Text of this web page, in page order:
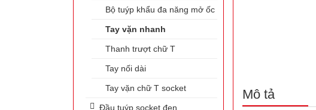
Bộ tuýp khẩu đa năng mở ốc
Tay vặn nhanh
Thanh trượt chữ T
Tay nối dài
Tay vặn chữ T socket
Đầu tuýp socket đen
Mô tả